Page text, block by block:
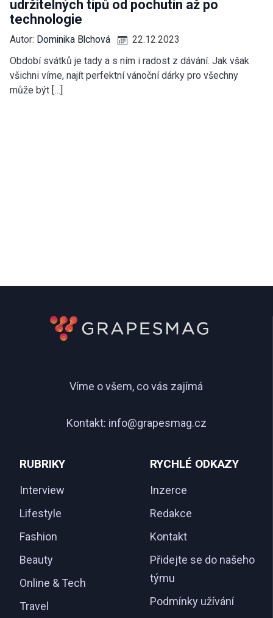
udržitelných tipů od pochutin až po
technologie
Autor: Dominika Blchová
22.12.2023
Období svátků je tady a s ním i radost z dávání. Jak však
všichni víme, najít perfektní vánoční dárky pro všechny
může být […]
Víme o všem, co vás zajímá
Kontakt: info@grapesmag.cz
RUBRIKY
Interview
Lifestyle
Fashion
Beauty
Online & Tech
Travel
RYCHLÉ ODKAZY
Inzerce
Redakce
Kontakt
Přidejte se do našeho
týmu
Podmínky užívání